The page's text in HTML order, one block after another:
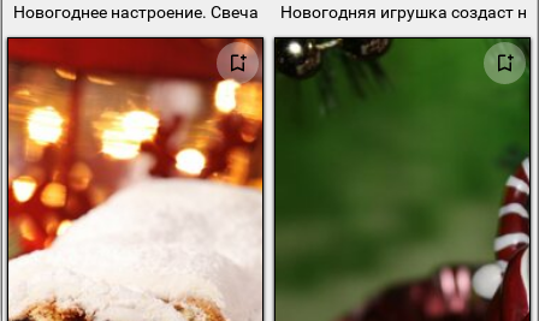
Новогоднее настроение. Свеча и гирляндаНовогодняя игрушка создаст